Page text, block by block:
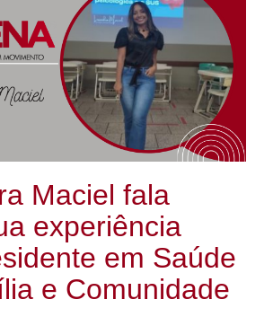
Maciel fala
experiência
em Saúde
e Comunidade